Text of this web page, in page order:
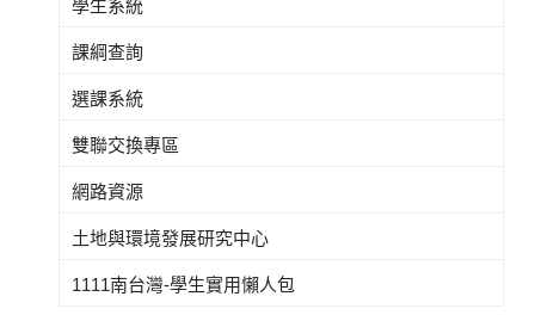
學生系統
課綱查詢
選課系統
雙聯交換專區
網路資源
土地與環境發展研究中心
1111南台灣-學生實用懶人包